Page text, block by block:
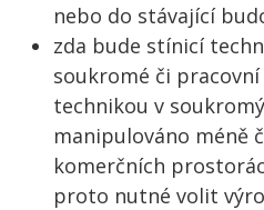
nebo do stávající
zda bude stínicí
soukromé či
technikou v
manipulováno méně
komerčních
proto nutné volit